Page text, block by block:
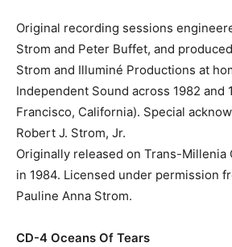
Original recording sessions
Strom and Peter Buffet, and
Strom and Illuminé Productions at
Independent Sound across 1982 and
Francisco, California). Special
Robert J. Strom, Jr.
Originally released on Trans-Millenia
in 1984. Licensed under permission
Pauline Anna Strom.
CD-4 Oceans Of Tears